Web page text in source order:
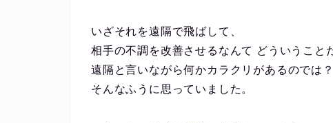
いざそれを遠隔で飛ばして、
相手の不調を改善させるなんて どういうこと
遠隔と⾔いながら何かカラクリがあるのでは
そんなふうに思っていました。